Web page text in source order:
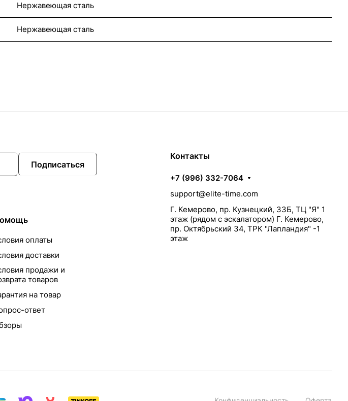
Нержавеющая сталь
Нержавеющая сталь
Подписаться
оплаты
доставки
продажи и
товаров
на товар
ответ
Контакты
+7 (996) 332-7064
support@elite-time.com
Г. Кемерово, пр. Кузнецкий, 33Б, ТЦ "Я" 1
этаж (рядом с эскалатором) Г. Кемерово,
пр. Октябрьский 34, ТРК "Лапландия" -1
этаж